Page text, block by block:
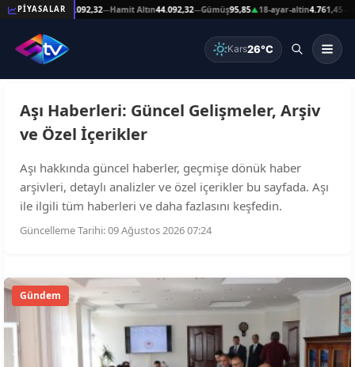
PİYASALAR
—Reşat Altın44.092,32—Hamit Altın44.092,32—Gümüş95,85▲18-ayar-altin4.761,45—
Kars26°C
Aşı Haberleri: Güncel Gelişmeler, Arşiv
ve Özel İçerikler
Aşı hakkında güncel haberler, geçmişe dönük haber
arşivleri, detaylı analizler ve özel içerikler bu sayfada. Aşı
ile ilgili tüm haberleri ve daha fazlasını keşfedin.
Güncelleme Tarihi: 09 Ağustos 2026 07:24
Gündem